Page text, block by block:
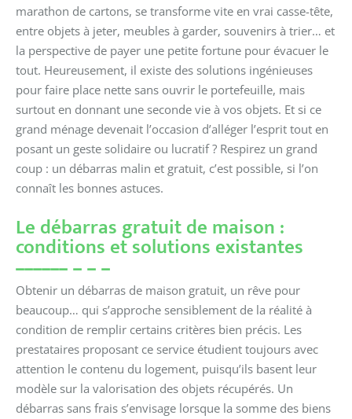
marathon de cartons, se transforme vite en vrai casse-tête,
entre objets à jeter, meubles à garder, souvenirs à trier… et
la perspective de payer une petite fortune pour évacuer le
tout. Heureusement, il existe des solutions ingénieuses
pour faire place nette sans ouvrir le portefeuille, mais
surtout en donnant une seconde vie à vos objets. Et si ce
grand ménage devenait l’occasion d’alléger l’esprit tout en
posant un geste solidaire ou lucratif ? Respirez un grand
coup : un débarras malin et gratuit, c’est possible, si l’on
connaît les bonnes astuces.
Le débarras gratuit de maison :
conditions et solutions existantes
Obtenir un débarras de maison gratuit, un rêve pour
beaucoup… qui s’approche sensiblement de la réalité à
condition de remplir certains critères bien précis. Les
prestataires proposant ce service étudient toujours avec
attention le contenu du logement, puisqu’ils basent leur
modèle sur la valorisation des objets récupérés. Un
débarras sans frais s’envisage lorsque la somme des biens